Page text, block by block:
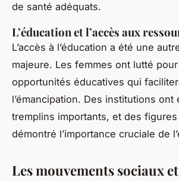
de santé adéquats.
L’éducation et l’accès aux
L’accès à l’éducation a été une
majeure. Les femmes ont lutté
opportunités éducatives qui
l’émancipation. Des institutions ont
tremplins importants, et des
démontré l’importance cruciale de
Les mouvements sociaux